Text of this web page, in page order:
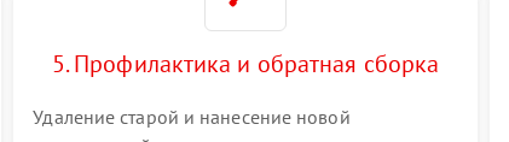
5. Профилактика и обратная сборка
Удаление старой и нанесение новой